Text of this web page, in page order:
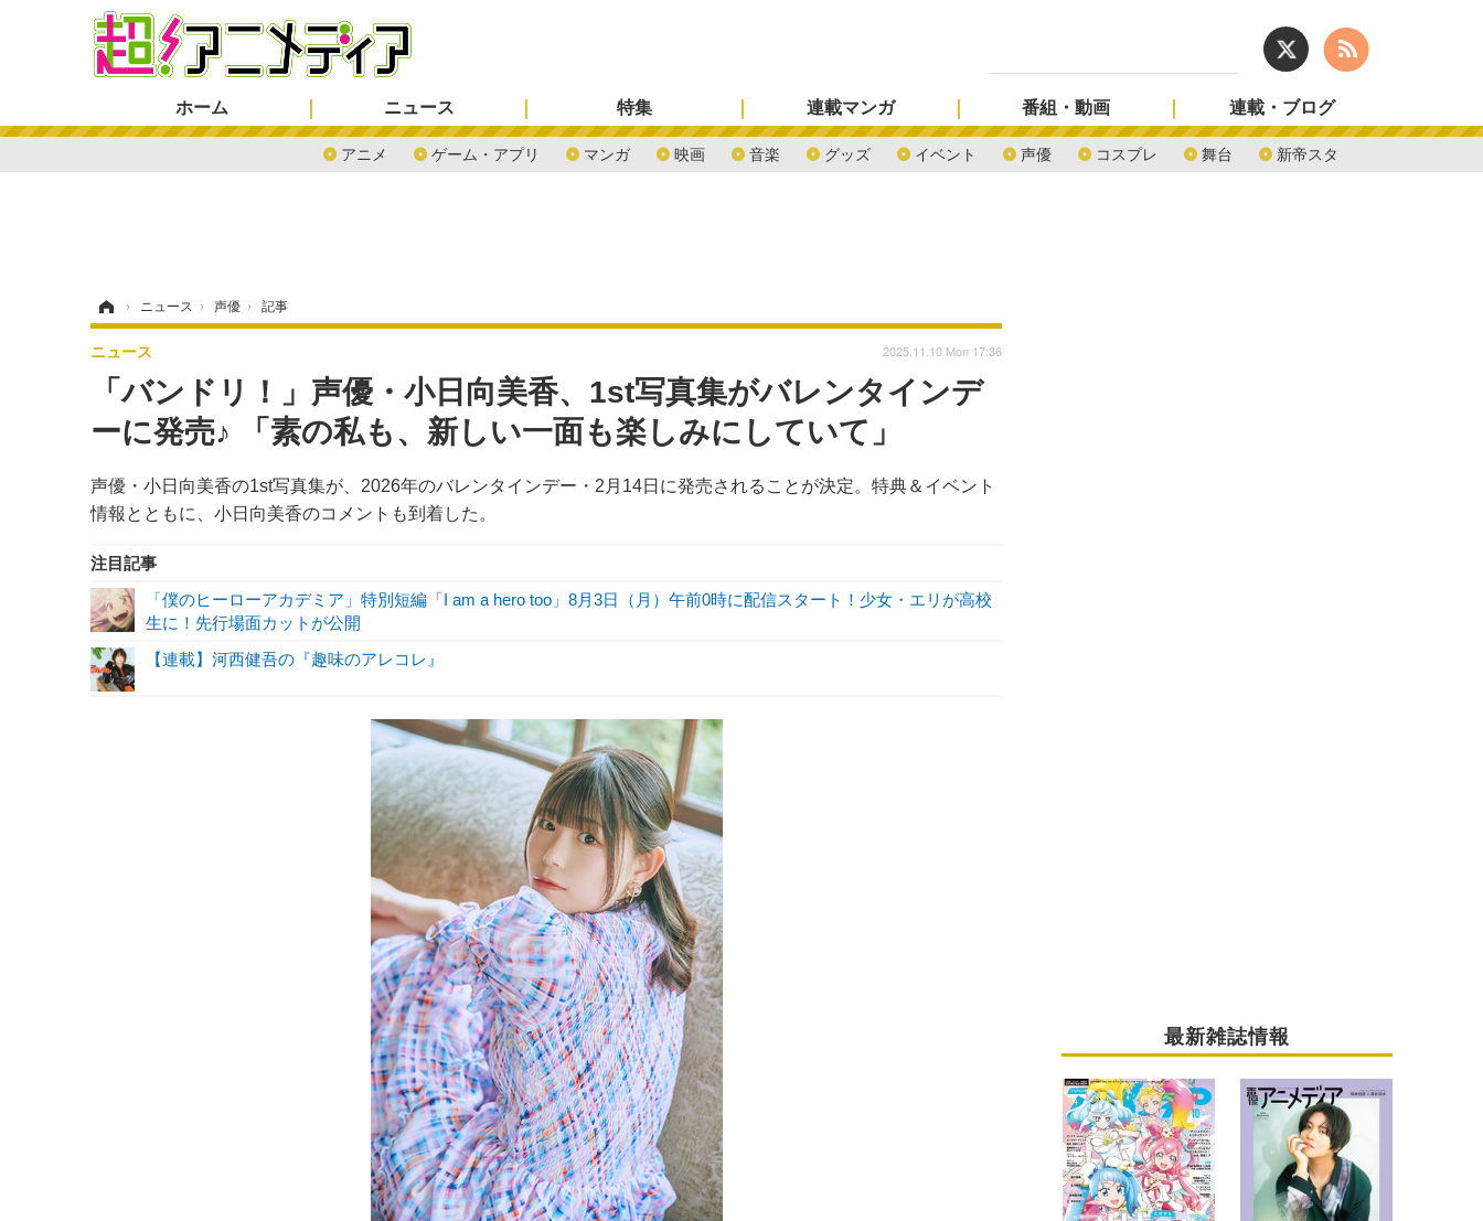
ホーム ニュース
アニメ ゲーム・アプリ マンガ 映画 音楽 グッズ イベント 声優 コスプレ 舞台 新帝スタ
特集 連載マンガ 番組・動画 連載・ブログ
› ニュース › 声優 › 記事
「バンドリ！」声優・小日向美香、1st写真集がバレンタインデ
ーに発売♪ 「素の私も、新しい一面も楽しみにしていて」
声優・小日向美香の1st写真集が、2026年のバレンタインデー・2月14日に発売されることが決定。特典＆イベント
情報とともに、小日向美香のコメントも到着した。
ニュース 2025.11.10 Mon 17:36
注目記事
「僕のヒーローアカデミア」特別短編「I am a hero too」8月3日（月）午前0時に配信スタート！少女・エリが高校
生に！先行場面カットが公開
【連載】河西健吾の『趣味のアレコレ』
最新雑誌情報